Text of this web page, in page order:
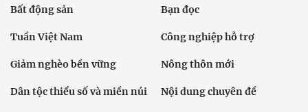
Bất động sản Bạn đọc
Tuần Việt Nam Công nghiệp hỗ trợ
Giảm nghèo bền vững Nông thôn mới
Dân tộc thiểu số và miền núi Nội dung chuyên đề